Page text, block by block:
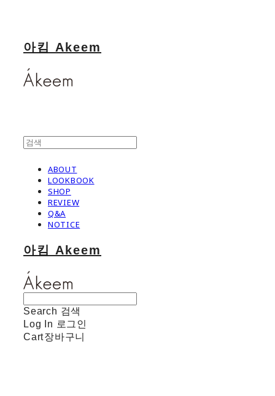
아킴 Akeem
ABOUT
LOOKBOOK
SHOP
REVIEW
Q&A
NOTICE
아킴 Akeem
Search 검색
Log In 로그인
Cart장바구니